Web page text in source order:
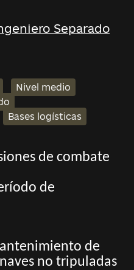
Separado
Nivel medio
Bases logísticas
de combate
de
de
no tripuladas